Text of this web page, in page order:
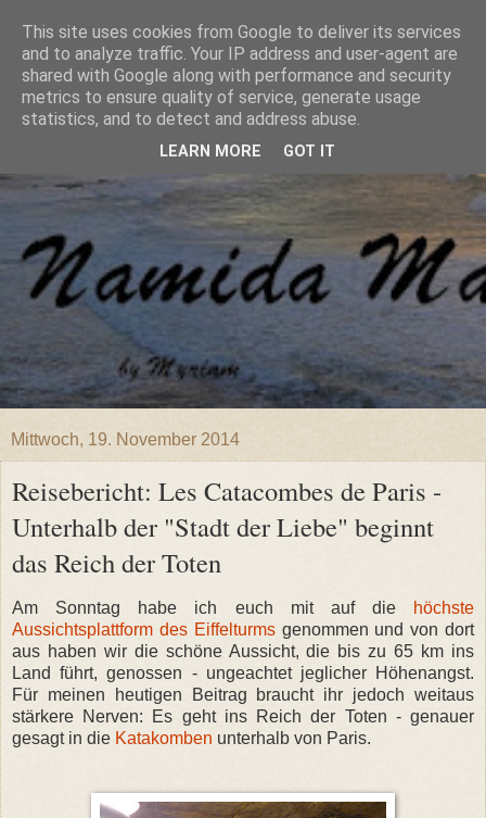
Mittwoch, 19. November 2014
Reisebericht: Les Catacombes de Paris -
Unterhalb der "Stadt der Liebe" beginnt
das Reich der Toten
Am Sonntag habe ich euch mit auf die
höchste
Aussichtsplattform des Eiffelturmsgenommen und von dort
aus haben wir die schöne Aussicht, die bis zu 65 km ins
Land führt, genossen - ungeachtet jeglicher Höhenangst.
Für meinen heutigen Beitrag braucht ihr jedoch weitaus
stärkere Nerven: Es geht ins Reich der Toten - genauer
gesagt in die Katakomben unterhalb von Paris.
This site uses cookies from Google to deliver its services
and to analyze traffic. Your IP address and user-agent are
shared with Google along with performance and security
metrics to ensure quality of service, generate usage
statistics, and to detect and address abuse.
LEARN MORE GOT IT